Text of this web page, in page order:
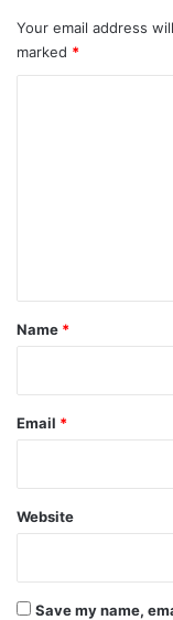
Your email address
marked *
*
Name *
Email *
Website
Save my name,